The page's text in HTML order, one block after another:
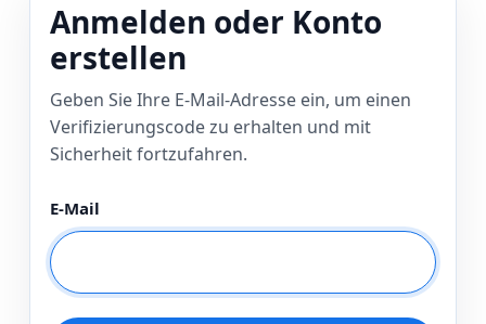
Anmelden oder Konto
erstellen
Geben Sie Ihre E-Mail-Adresse ein, um einen
Verifizierungscode zu erhalten und mit
Sicherheit fortzufahren.
E-Mail